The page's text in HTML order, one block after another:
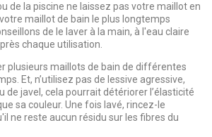
de la piscine ne laissez pas votre maillot en
maillot de bain le plus longtemps
de le laver à la main, à l'eau claire
chaque utilisation.
plusieurs maillots de bain de différentes
Et, n’utilisez pas de lessive agressive,
de javel, cela pourrait détériorer l’élasticité
sa couleur. Une fois lavé, rincez-le
ne reste aucun résidu sur les fibres du